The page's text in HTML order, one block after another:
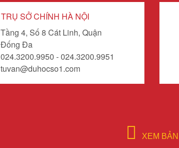
TRỤ SỞ CHÍNH HÀ NỘI
Tầng 4, Số 8 Cát Linh, Quận
Đống Đa
024.3200.9950 - 024.3200.9951
tuvan@duhocso1.com
XEM